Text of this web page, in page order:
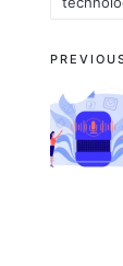
Tags:
Post